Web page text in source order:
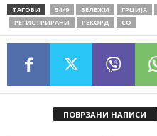
ТАГОВИ 5449 БЕЛЕЖИ ГРЦИЈА
РЕГИСТРИРАНИ
РЕКОРД СО
ПОВРЗАНИ НАПИСИ